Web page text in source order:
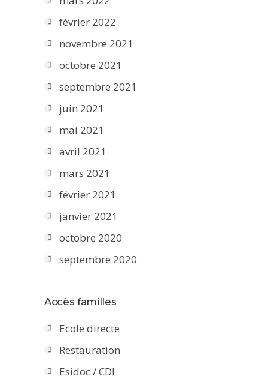
février 2022
novembre 2021
octobre 2021
septembre 2021
juin 2021
mai 2021
avril 2021
mars 2021
février 2021
janvier 2021
octobre 2020
septembre 2020
Accès familles
Ecole directe
Restauration
Esidoc / CDI